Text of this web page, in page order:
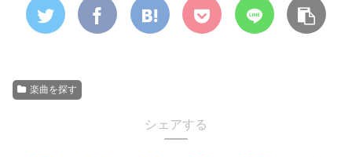
楽曲を探す
シェアする